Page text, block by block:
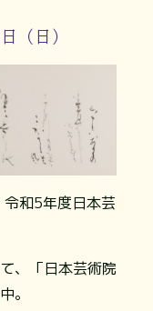
（日）
和5年度日本芸
、「日本芸術院
。